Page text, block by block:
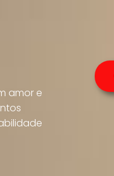
amor e